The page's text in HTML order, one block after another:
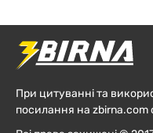
При цитуванні та
посилання на zbirna.com